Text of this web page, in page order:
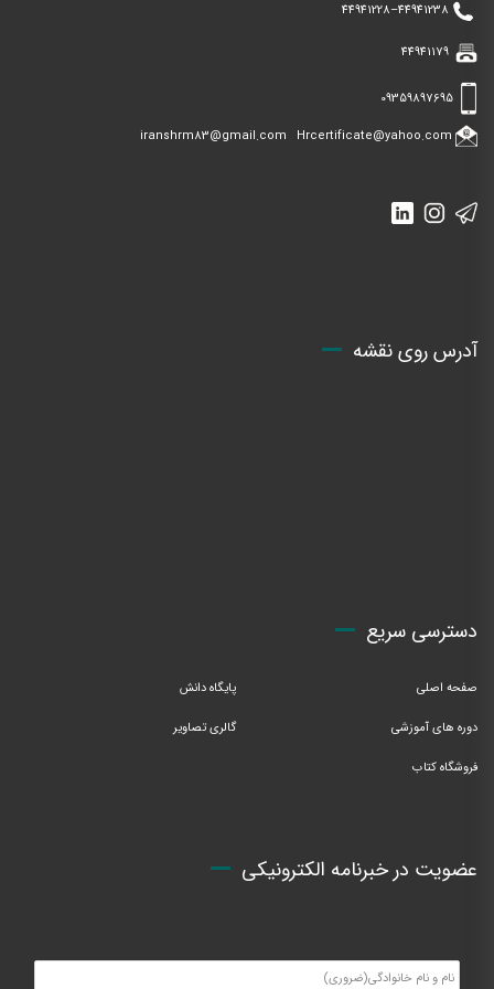
44941238
–
44941228
09359897695
iranshrm83@gmail.com Hrcertificate@yahoo.com
آدرس روی نقشه
دسترسی سریع
صفحه اصلی پایگاه دانش
دوره های آموزشی گالری تصاویر
فروشگاه کتاب
عضویت در خبرنامه الکترونیکی